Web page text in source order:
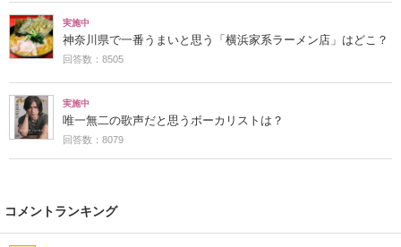
実施中
神奈川県で一番うまいと思う「横浜家系ラーメン店」はどこ？
回答数：8505
実施中
唯一無二の歌声だと思うボーカリストは？
回答数：8079
コメントランキング